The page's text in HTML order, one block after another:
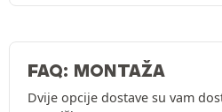
FAQ: MONTAŽA
Dvije opcije dostave su vam